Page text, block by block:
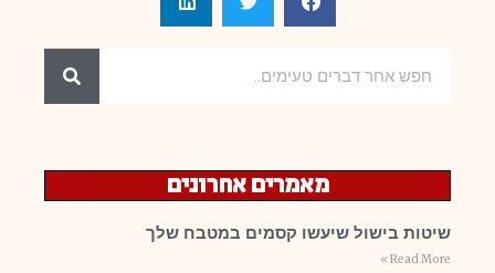
מאמרים אחרונים
שיטות בישול שיעשו קסמים במטבח שלך
Read More »